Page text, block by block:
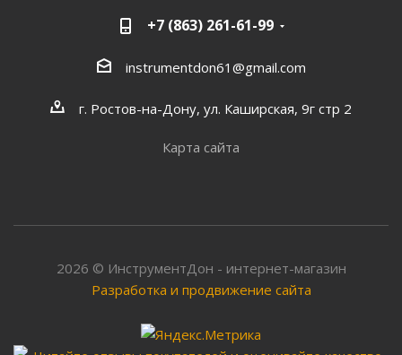
+7 (863) 261-61-99
instrumentdon61@gmail.com
г. Ростов-на-Дону, ул. Каширская, 9г стр 2
Карта сайта
2026 © ИнструментДон - интернет-магазин
Разработка и продвижение сайта